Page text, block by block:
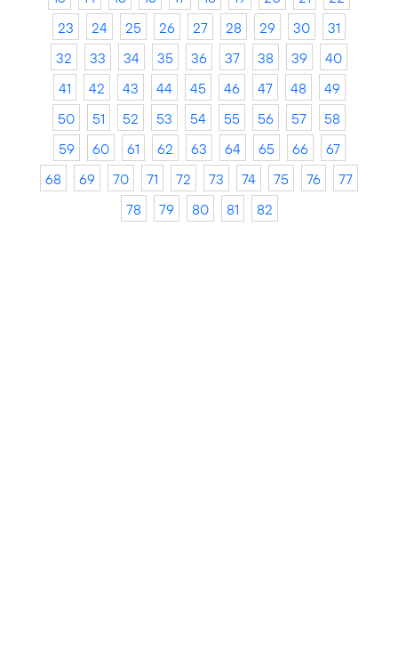
23
24 25 26 27 28 29 30
31
32
33 34 35 36 37 38 39
40
41
42 43 44 45 46 47 48
49
50
51 52 53 54 55 56 57
58
59
60 61 62 63 64 65 66
67
68
69 70 71 72 73 74 75 76
77
78
79 80 81 82